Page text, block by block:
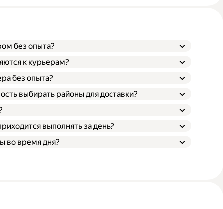
без опыта?
к курьерам?
без опыта?
выбирать районы для доставки?
выполнять за день?
во время дня?